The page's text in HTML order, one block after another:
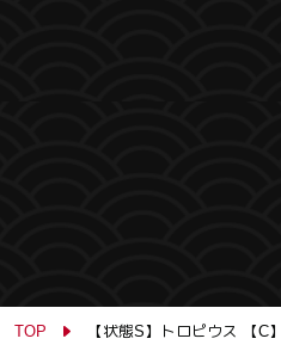
TOP 【状態S】トロピウス 【C